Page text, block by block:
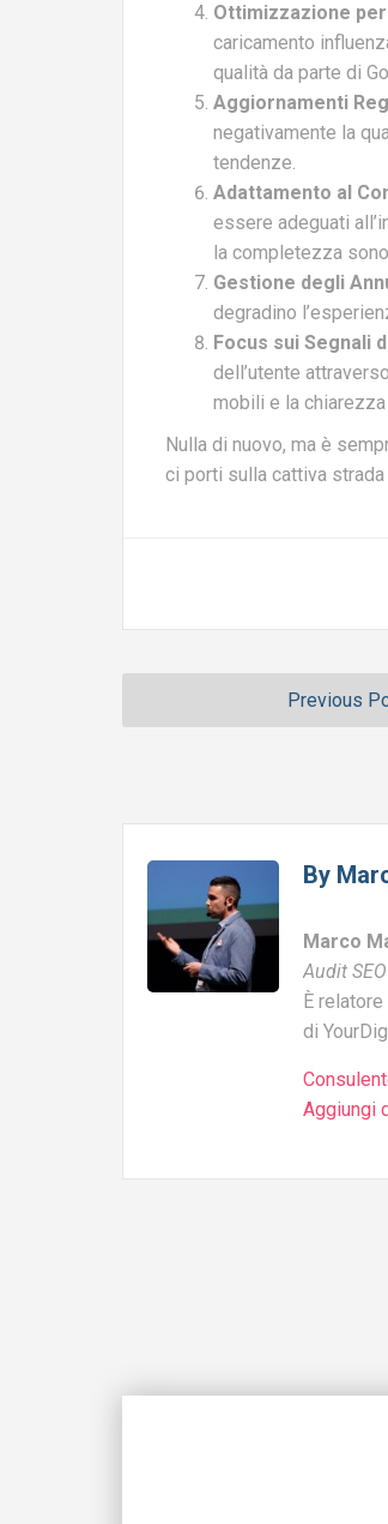
Ottimizzazione per
caricamento
qualità da parte di
Aggiornamenti
negativamente la
tendenze.
Adattamento al
essere adeguati
la completezza
Gestione degli
degradino
Focus sui Segnali
dell’utente
mobili e la
Nulla di nuovo, ma è
ci porti sulla cattiva
Previous
By
Marco
Audit SEO
È
di
Aggiungi